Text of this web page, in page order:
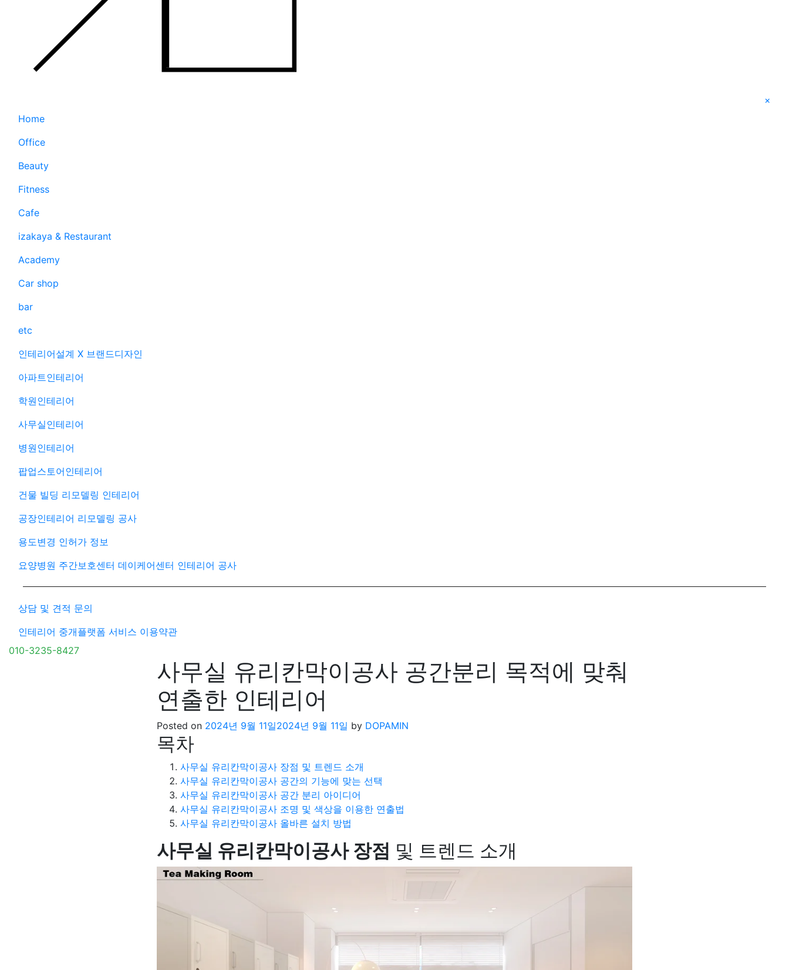
×
Home
Office
Beauty
Fitness
Cafe
izakaya & Restaurant
Academy
Car shop
bar
etc
인테리어설계 X 브랜드디자인
아파트인테리어
학원인테리어
사무실인테리어
병원인테리어
팝업스토어인테리어
건물 빌딩 리모델링 인테리어
공장인테리어 리모델링 공사
용도변경 인허가 정보
요양병원 주간보호센터 데이케어센터 인테리어 공사
상담 및 견적 문의
인테리어 중개플랫폼 서비스 이용약관
010-3235-8427
사무실 유리칸막이공사 공간분리 목적에 맞춰
연출한 인테리어
Posted on 2024년 9월 11일2024년 9월 11일 by DOPAMIN
목차
사무실 유리칸막이공사 장점 및 트렌드 소개
사무실 유리칸막이공사 공간의 기능에 맞는 선택
사무실 유리칸막이공사 공간 분리 아이디어
사무실 유리칸막이공사 조명 및 색상을 이용한 연출법
사무실 유리칸막이공사 올바른 설치 방법
사무실 유리칸막이공사 장점 및 트렌드 소개